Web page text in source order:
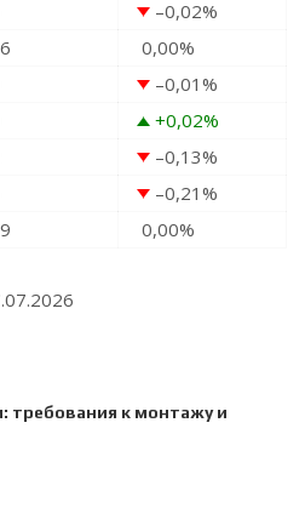
–0,02%
0,00%
–0,01%
+0,02%
–0,13%
–0,21%
0,00%
требования к монтажу и